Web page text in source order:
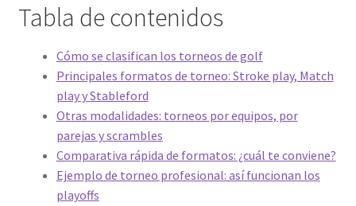
Tabla de contenidos
Cómo se clasifican los torneos de golf
Principales formatos de torneo: Stroke play, Match
play y Stableford
Otras modalidades: torneos por equipos, por
parejas y scrambles
Comparativa rápida de formatos: ¿cuál te conviene?
Ejemplo de torneo profesional: así funcionan los
playoffs